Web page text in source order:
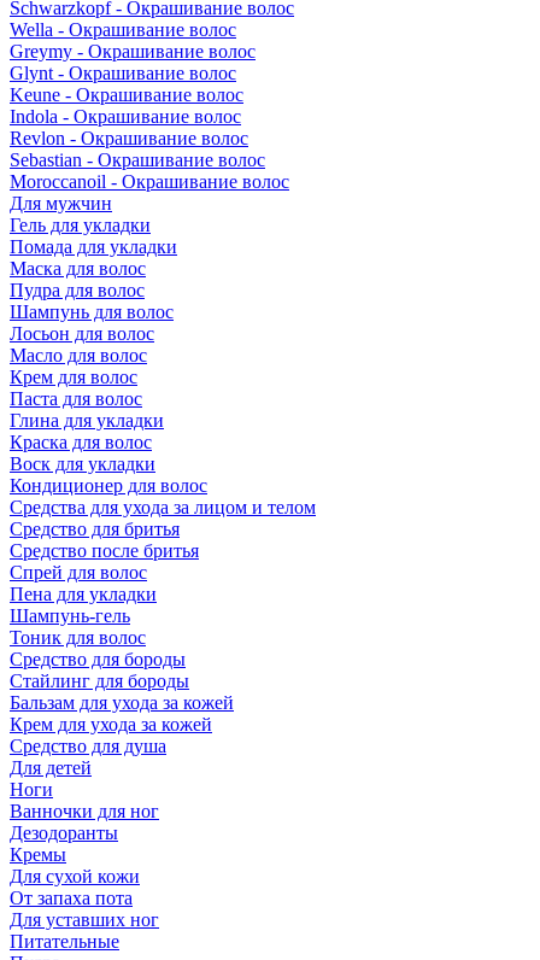
Schwarzkopf - Окрашивание волос
Wella - Окрашивание волос
Greymy - Окрашивание волос
Glynt - Окрашивание волос
Keune - Окрашивание волос
Indola - Окрашивание волос
Revlon - Окрашивание волос
Sebastian - Окрашивание волос
Moroccanoil - Окрашивание волос
Для мужчин
Гель для укладки
Помада для укладки
Маска для волос
Пудра для волос
Шампунь для волос
Лосьон для волос
Масло для волос
Крем для волос
Паста для волос
Глина для укладки
Краска для волос
Воск для укладки
Кондиционер для волос
Средства для ухода за лицом и телом
Средство для бритья
Средство после бритья
Спрей для волос
Пена для укладки
Шампунь-гель
Тоник для волос
Средство для бороды
Стайлинг для бороды
Бальзам для ухода за кожей
Крем для ухода за кожей
Средство для душа
Для детей
Ноги
Ванночки для ног
Дезодоранты
Кремы
Для сухой кожи
От запаха пота
Для уставших ног
Питательные